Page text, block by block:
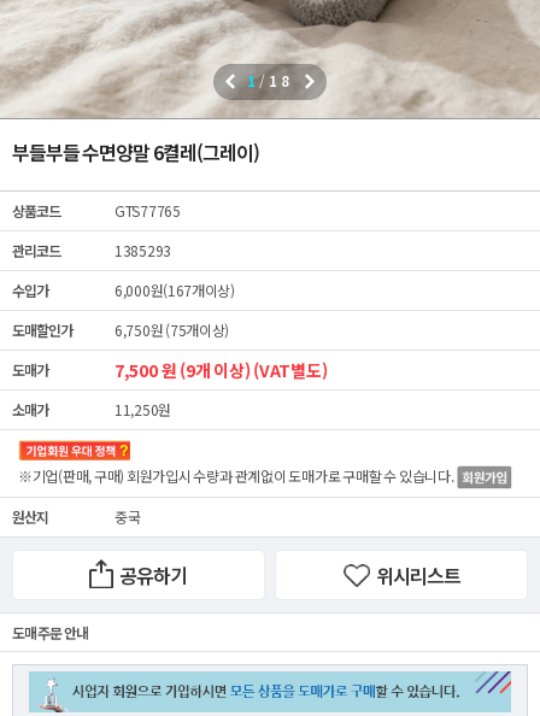
1/ 18
부들부들 수면양말 6켤레(그레이)
상품코드
GTS77765
관리코드
1385293
수입가
6,000원(167개이상)
도매할인가
6,750원 (75개이상)
도매가
7,500 원 (9개 이상) (VAT별도)
소매가 11,250원
※기업(판매, 구매) 회원가입시 수량과 관계없이도매가로 구매할 수 있습니다.
원산지 중국
공유하기 위시리스트
도매 주문 안내